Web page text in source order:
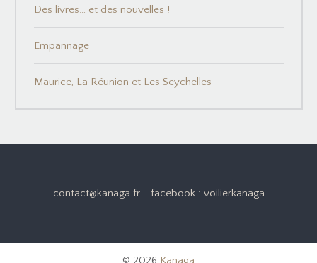
Des livres… et des nouvelles !
Empannage
Maurice, La Réunion et Les Seychelles
contact@kanaga.fr - facebook : voilierkanaga
© 2026 Kanaga